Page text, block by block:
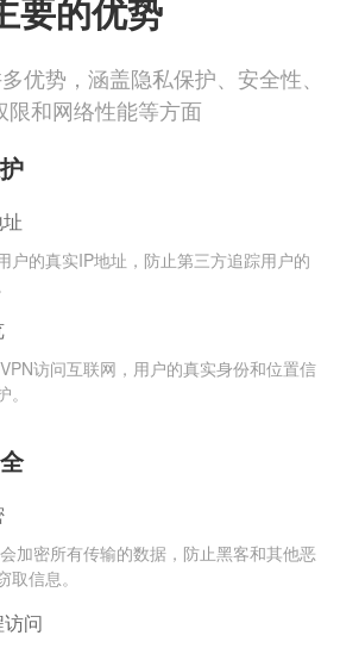
要的优势
优势，涵盖隐私保护、安全性、
限和网络性能等方面
户的真实IP地址，防止第三方追踪用户的
访问互联网，用户的真实身份和位置信
加密所有传输的数据，防止黑客和其他恶
取信息。
问